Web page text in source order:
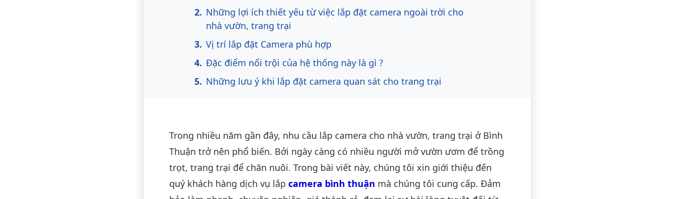
Những lợi ích thiết yếu từ việc lắp đặt camera ngoài trời cho
nhà vườn, trang trại
Vị trí lắp đặt Camera phù hợp
Đặc điểm nổi trội của hệ thống này là gì ?
Những lưu ý khi lắp đặt camera quan sát cho trang trại
Trong nhiều năm gần đây, nhu cầu lắp camera cho nhà vườn, trang trại ở Bình
Thuận trở nên phổ biến. Bởi ngày càng có nhiều người mở vườn ươm để trồng
trọt, trang trại để chăn nuôi. Trong bài viết này, chúng tôi xin giới thiệu đến
quý khách hàng dịch vụ lắp camera bình thuận mà chúng tôi cung cấp. Đảm